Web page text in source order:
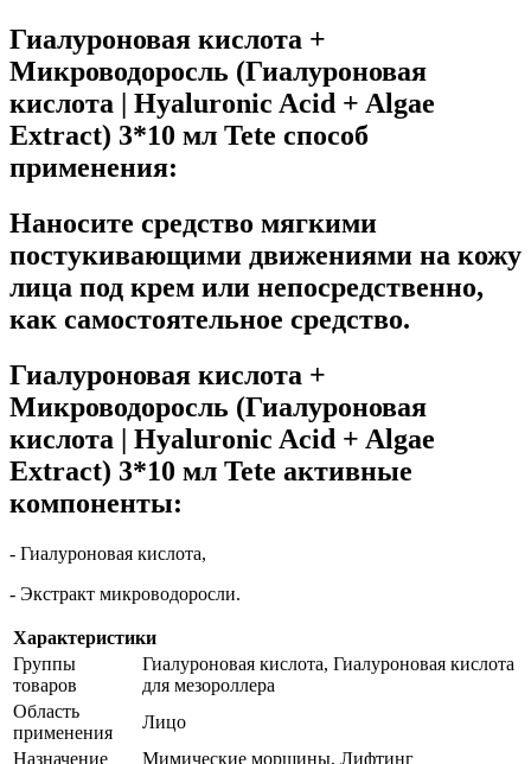
Гиалуроновая кислота +
Микроводоросль (Гиалуроновая
кислота | Hyaluronic Acid + Algae
Extract) 3*10 мл Tete cпособ
применения:
Наносите средство мягкими
постукивающими движениями на кожу
лица под крем или непосредственно,
как самостоятельное средство.
Гиалуроновая кислота +
Микроводоросль (Гиалуроновая
кислота | Hyaluronic Acid + Algae
Extract) 3*10 мл Tete активные
компоненты:
- Гиалуроновая кислота,
- Экстракт микроводоросли.
Характеристики
Группы
товаров
Гиалуроновая кислота, Гиалуроновая кислота
для мезороллера
Область
применения
Лицо
Назначение
Мимические морщины, Лифтинг